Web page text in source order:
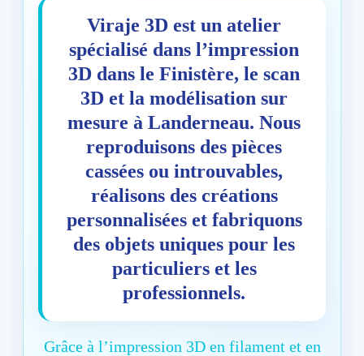
Viraje 3D est un atelier
spécialisé dans l’impression
3D dans le Finistère, le scan
3D et la modélisation sur
mesure à Landerneau. Nous
reproduisons des pièces
cassées ou introuvables,
réalisons des créations
personnalisées et fabriquons
des objets uniques pour les
particuliers et les
professionnels.
Grâce à l’impression 3D en filament et en